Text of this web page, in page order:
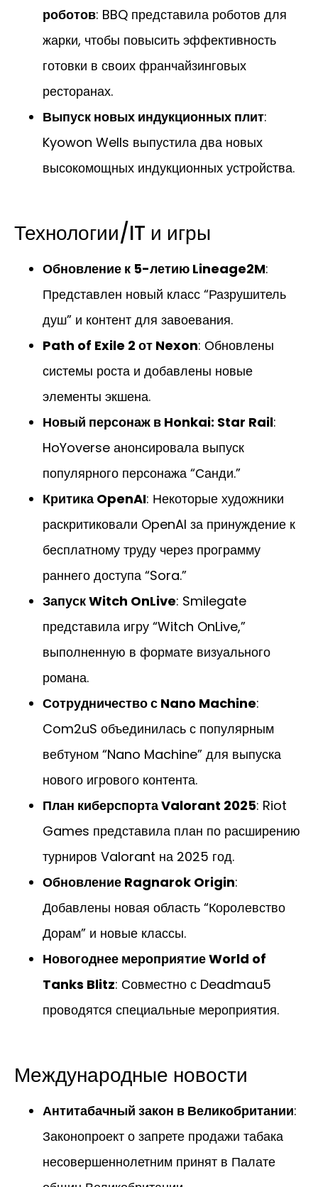
роботов: BBQ представила роботов для
жарки, чтобы повысить эффективность
готовки в своих франчайзинговых
ресторанах.
Выпуск новых индукционных плит:
Kyowon Wells выпустила два новых
высокомощных индукционных устройства.
Технологии/IT и игры
Обновление к 5-летию Lineage2M:
Представлен новый класс “Разрушитель
душ” и контент для завоевания.
Path of Exile 2 от Nexon: Обновлены
системы роста и добавлены новые
элементы экшена.
Новый персонаж в Honkai: Star Rail:
HoYoverse анонсировала выпуск
популярного персонажа “Санди.”
Критика OpenAI: Некоторые художники
раскритиковали OpenAI за принуждение к
бесплатному труду через программу
раннего доступа “Sora.”
Запуск Witch OnLive: Smilegate
представила игру “Witch OnLive,”
выполненную в формате визуального
романа.
Сотрудничество с Nano Machine:
Com2uS объединилась с популярным
вебтуном “Nano Machine” для выпуска
нового игрового контента.
План киберспорта Valorant 2025: Riot
Games представила план по расширению
турниров Valorant на 2025 год.
Обновление Ragnarok Origin:
Добавлены новая область “Королевство
Дорам” и новые классы.
Новогоднее мероприятие World of
Tanks Blitz: Совместно с Deadmau5
проводятся специальные мероприятия.
Международные новости
Антитабачный закон в Великобритании:
Законопроект о запрете продажи табака
несовершеннолетним принят в Палате